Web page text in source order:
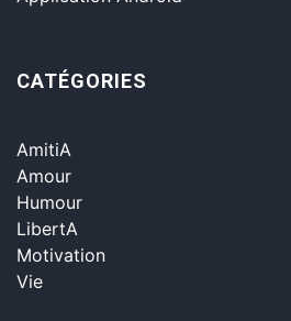
CATÉGORIES
AmitiA
Amour
Humour
LibertA
Motivation
Vie